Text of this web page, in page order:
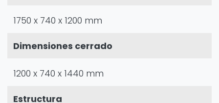
1750 x 740 x 1200 mm
Dimensiones cerrado
1200 x 740 x 1440 mm
Estructura